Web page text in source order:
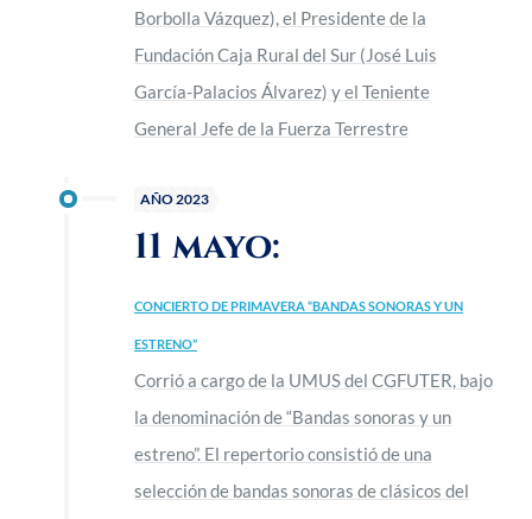
Borbolla Vázquez), el Presidente de la
Fundación Caja Rural del Sur (José Luis
García-Palacios Álvarez) y el Teniente
General Jefe de la Fuerza Terrestre
AÑO 2023
11 mayo:
CONCIERTO DE PRIMAVERA “BANDAS SONORAS Y UN
ESTRENO”
Corrió a cargo de la UMUS del CGFUTER, bajo
la denominación de “Bandas sonoras y un
estreno”. El repertorio consistió de una
selección de bandas sonoras de clásicos del